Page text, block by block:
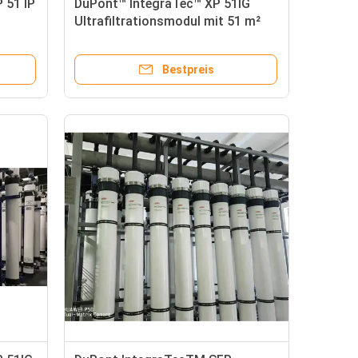
51 IP
DuPont™ IntegraTec™ XP 51IG
Ultrafiltrationsmodul mit 51 m²
chlorbeständigem PVDF
Bestpreis